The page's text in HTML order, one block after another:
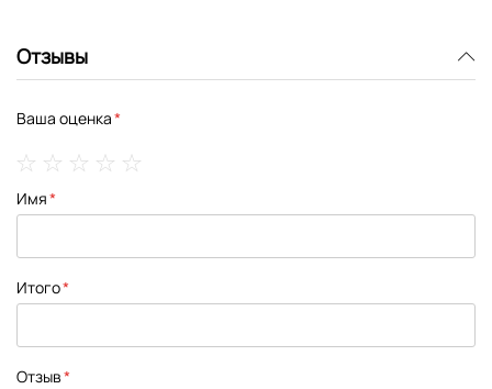
Отзывы
Ваша оценка
star
stars
stars
stars
stars
Имя
Итого
Отзыв